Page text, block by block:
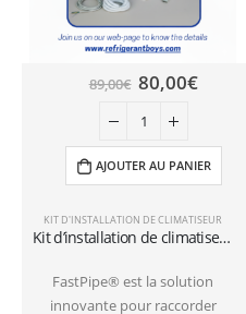
KIT D'INSTALLATION DE CLIMATISEUR
Kit d’installation de climatiseurs muraux avec tuyaux de 3 mètres 1/4″+3/8″SAE
FastPipe® est la solution
innovante pour raccorder
89,00€ 80,00€
AJOUTER AU PANIER